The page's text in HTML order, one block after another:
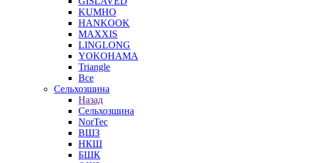
KUMHO
HANKOOK
MAXXIS
LINGLONG
YOKOHAMA
Triangle
Все
Сельхозшина
Назад
Сельхозшина
NorTec
ВШЗ
НКШ
БШК